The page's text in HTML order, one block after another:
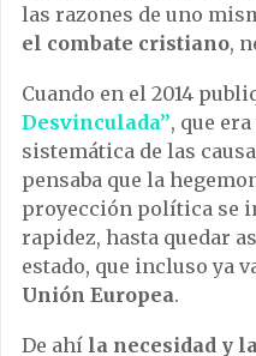
las razones de uno
el combate cristiano,
Cuando en el 2014
Desvinculada”, que
sistemática de las
pensaba que la
proyección política se
rapidez, hasta quedar
estado, que incluso ya
Unión Europea.
De ahí la necesidad y